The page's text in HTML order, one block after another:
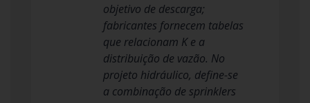
objetivo de descarga;
fabricantes fornecem tabelas
que relacionam K e a
distribuição de vazão. No
projeto hidráulico, define-se
a combinação de sprinklers